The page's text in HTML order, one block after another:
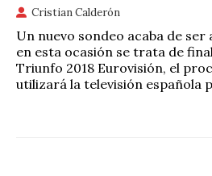
Cristian Calderón
Un nuevo sondeo acaba de ser
en esta ocasión se trata de
Triunfo 2018 Eurovisión, el
utilizará la televisión española